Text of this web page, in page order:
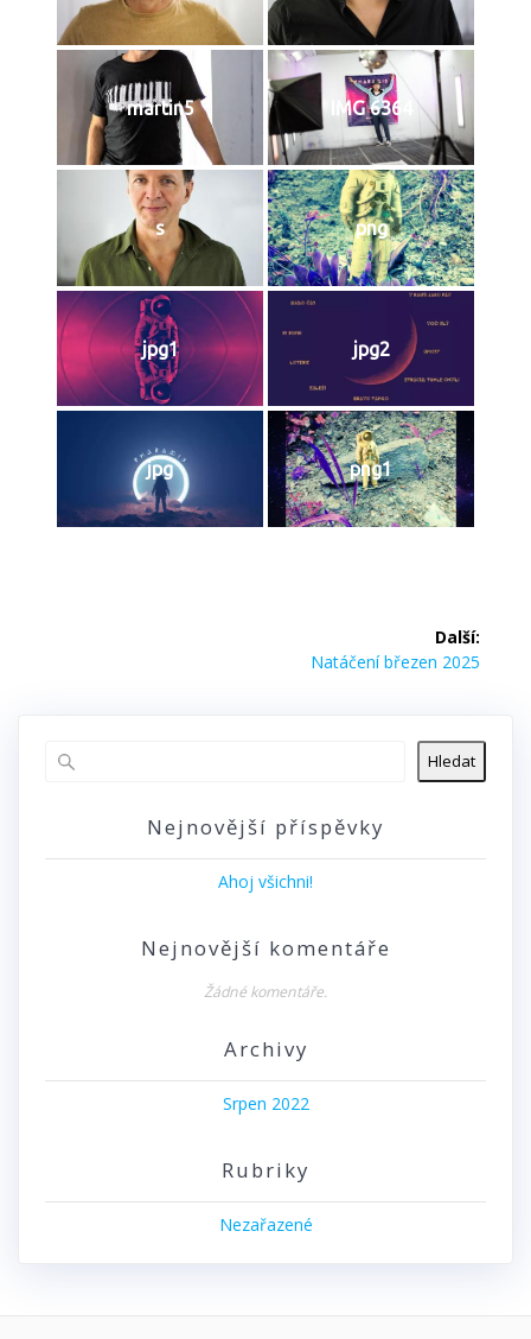
martin5 IMG 6364
s png
jpg1 jpg2
jpg png1
Další:
Další
Natáčení březen 2025
Hledat
Nejnovější příspěvky
Ahoj všichni!
Nejnovější komentáře
Žádné komentáře.
Archivy
Srpen 2022
Rubriky
Nezařazené